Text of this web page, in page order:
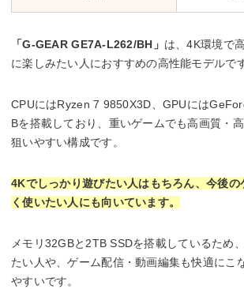
「G-GEAR GE7A-L262/BH」 は、4K環境で
に楽しみたい人におすすめの高性能モデルです
CPUにはRyzen 7 9850X3D、GPUには
Bを搭載しており、重いゲームでも高画質・
狙いやすい構成です。
4Kでしっかり遊びたい人はもちろん、今後の
く使いたい人にも向いています。
メモリ32GBと2TB SSDを搭載しているため
たい人や、ゲーム配信・動画編集も快適にこ
やすいです。